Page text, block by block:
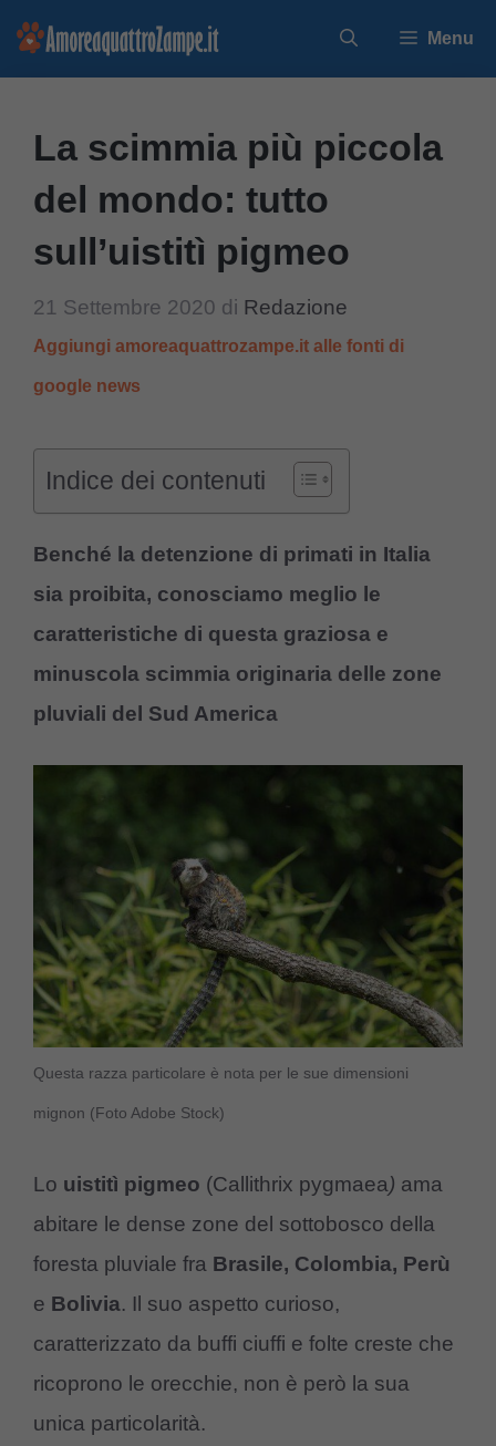
Vai
Menu
La scimmia più piccola
del mondo: tutto
sull’uistitì pigmeo
21 Settembre 2020 di Redazione
Aggiungi amoreaquattrozampe.it alle fonti di
google news
Indice dei contenuti
Benché la detenzione di primati in Italia
sia proibita, conosciamo meglio le
caratteristiche di questa graziosa e
minuscola scimmia originaria delle zone
pluviali del Sud America
Questa razza particolare è nota per le sue dimensioni
mignon (Foto Adobe Stock)
Lo uistitì pigmeo (Callithrix pygmaea) ama
abitare le dense zone del sottobosco della
foresta pluviale fra Brasile, Colombia, Perù
e Bolivia. Il suo aspetto curioso,
caratterizzato da buffi ciuffi e folte creste che
ricoprono le orecchie, non è però la sua
unica particolarità.